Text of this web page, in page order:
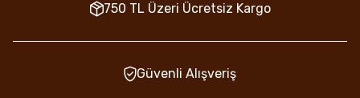
750 TL Üzeri Ücretsiz Kargo
Güvenli Alışveriş